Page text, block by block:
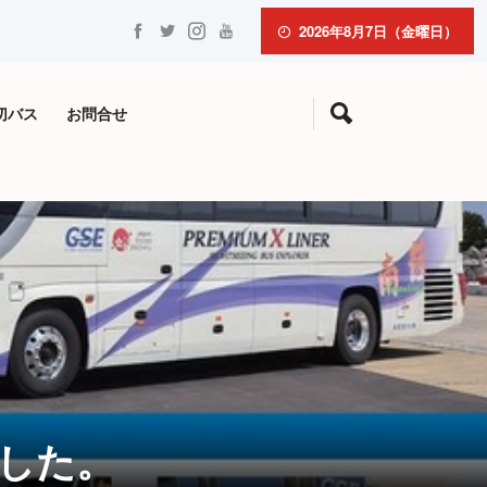
2026年8月7日（金曜日）
バス お問合せ
た。